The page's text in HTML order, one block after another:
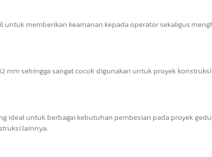
memberikan keamanan kepada operator sekaligus
sehingga sangat cocok digunakan untuk proyek konstruksi
ideal untuk berbagai kebutuhan pembesian pada proyek
lainnya.